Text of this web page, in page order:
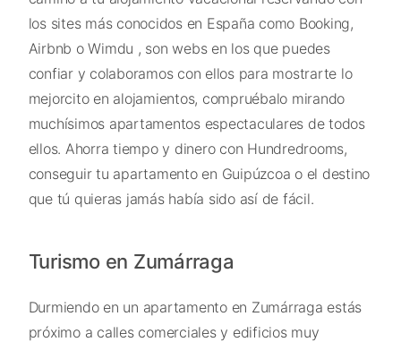
los sites más conocidos en España como Booking,
Airbnb o Wimdu , son webs en los que puedes
confiar y colaboramos con ellos para mostrarte lo
mejorcito en alojamientos, compruébalo mirando
muchísimos apartamentos espectaculares de todos
ellos. Ahorra tiempo y dinero con Hundredrooms,
conseguir tu apartamento en Guipúzcoa o el destino
que tú quieras jamás había sido así de fácil.
Turismo en Zumárraga
Durmiendo en un apartamento en Zumárraga estás
próximo a calles comerciales y edificios muy